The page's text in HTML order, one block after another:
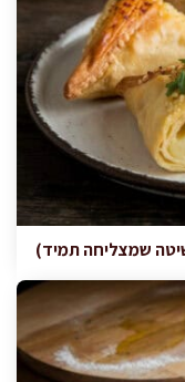
שמצליחה תמיד)